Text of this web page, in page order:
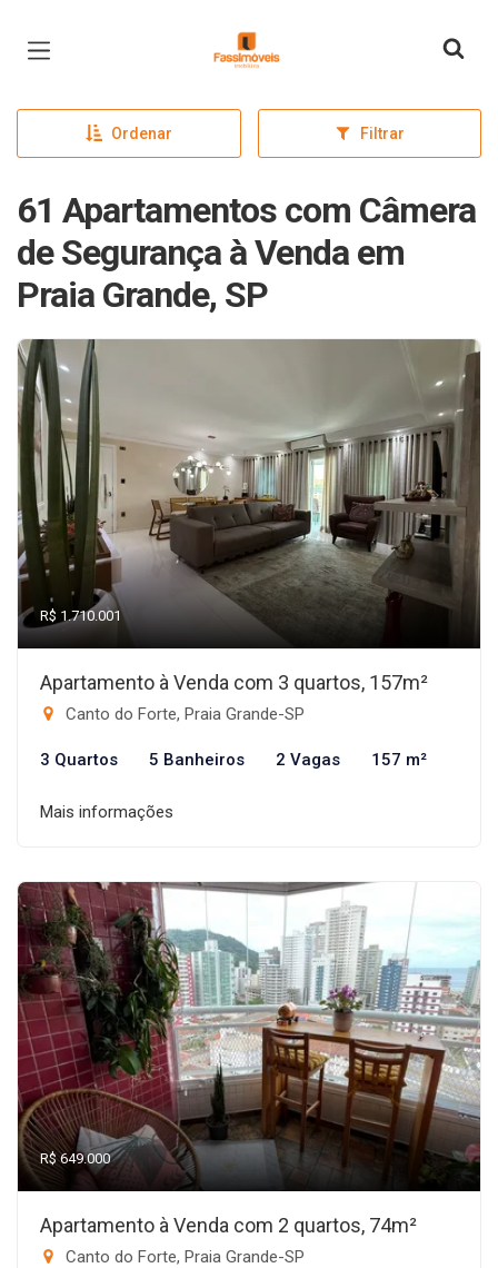
Página inicial
Ordenar Filtrar
61 Apartamentos com Câmera
de Segurança à Venda em
Praia Grande, SP
R$ 1.710.001
Apartamento à Venda com 3 quartos, 157m²
Canto do Forte, Praia Grande-SP
3 Quartos 5 Banheiros 2 Vagas 157 m²
Mais informações
R$ 649.000
Apartamento à Venda com 2 quartos, 74m²
Canto do Forte, Praia Grande-SP